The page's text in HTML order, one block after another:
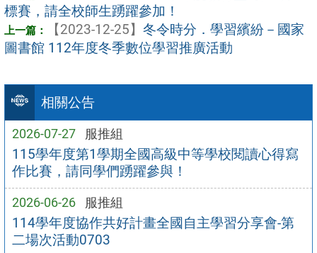
相關公告
2026-07-27 服推組
115學年度第1學期全國高級中等學校閱讀心得寫
作比賽，請同學們踴躍參與！
2026-06-26 服推組
114學年度協作共好計畫全國自主學習分享會-第
二場次活動0703
標賽，請全校師生踴躍參加！
【2023-12-25】 冬令時分．學習繽紛－國家
圖書館 112年度冬季數位學習推廣活動